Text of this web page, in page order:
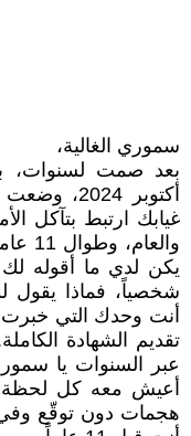
سموري الغالية،
بعد صمت لسنوات،
أكتوبر
غيابك ارتبط بتآكل
يكن لدي ما أقوله
شخصياً، فماذا يقول
أنت وحدك التي
تقديم الشهادة
عبر السنوات يا
أعيش معه كل لحظة
هجمات دون توقّع